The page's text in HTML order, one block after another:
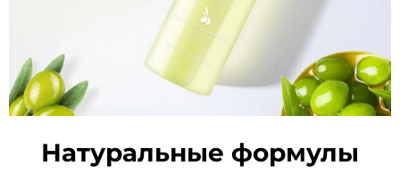
Натуральные формулы